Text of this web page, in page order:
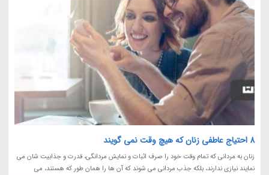
8 احتیاج عاطفی زنان که هیچ وقت نمی گویند
زنان به مردانی که تمام وقت خود را صرف اثبات و نمایش مردانگی، قدرت و جذابیت شان می
نمایند نیازی ندارند، بلکه جذب مردانی می شوند که آن ها را همان طور که هستند، می